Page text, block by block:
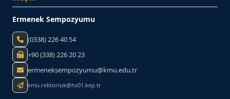
Ermenek Sempozyumu
(0338) 226 40 54
+90 (338) 226 20 23
ermeneksempozyumu@kmu.edu.tr
kmu.rektorluk@hs01.kep.tr